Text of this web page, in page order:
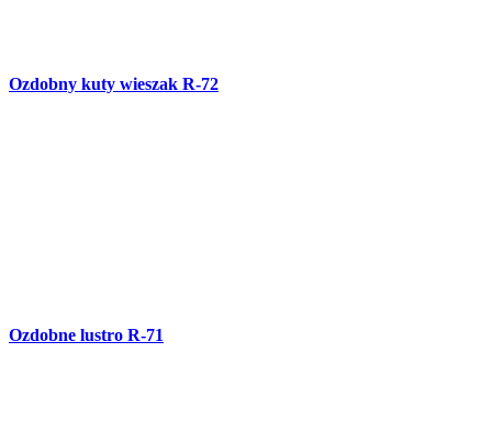
Ozdobne lustro R-70
Balustrada schodowa B-79